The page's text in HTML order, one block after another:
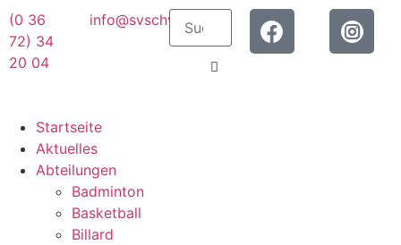
(0 36
72) 34
20 04
info@svschwarza.de
Startseite
Aktuelles
Abteilungen
Badminton
Basketball
Billard